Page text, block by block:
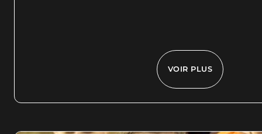
VOIR PLUS